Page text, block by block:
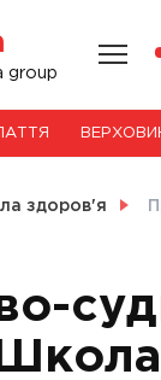
group
здоров'я